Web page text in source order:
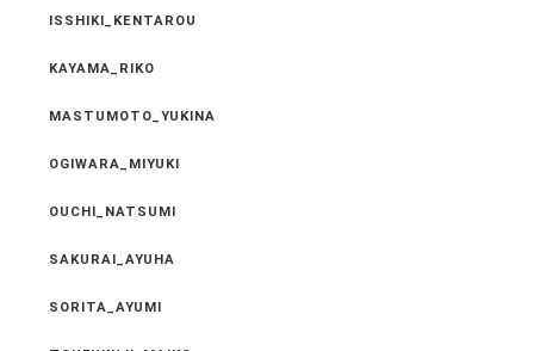
ISSHIKI_KENTAROU
KAYAMA_RIKO
MASTUMOTO_YUKINA
OGIWARA_MIYUKI
OUCHI_NATSUMI
SAKURAI_AYUHA
SORITA_AYUMI